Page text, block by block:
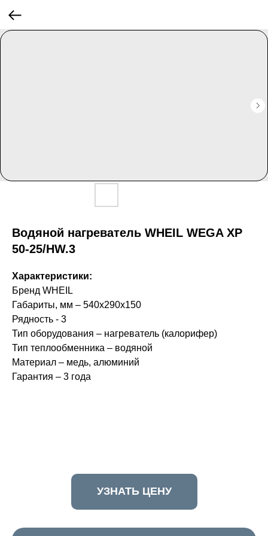
Водяной нагреватель WHEIL WEGA XP
50-25/HW.3
Характеристики:
Бренд WHEIL
Габариты, мм – 540х290х150
Рядность - 3
Тип оборудования – нагреватель (калорифер)
Тип теплообменника – водяной
Материал – медь, алюминий
Гарантия – 3 года
УЗНАТЬ ЦЕНУ